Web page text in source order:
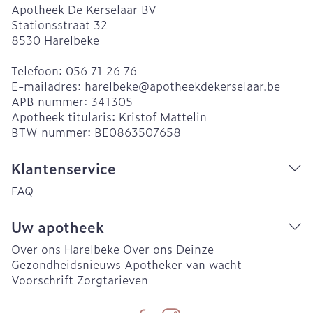
Apotheek De Kerselaar BV
Stationsstraat 32
8530 Harelbeke
Telefoon: 056 71 26 76
E-mailadres: harelbeke@apotheekdekerselaar.be
APB nummer: 341305
Apotheek titularis: Kristof Mattelin
BTW nummer: BE0863507658
Klantenservice
FAQ
Uw apotheek
Over ons Harelbeke Over ons Deinze
Gezondheidsnieuws Apotheker van wacht
Voorschrift Zorgtarieven